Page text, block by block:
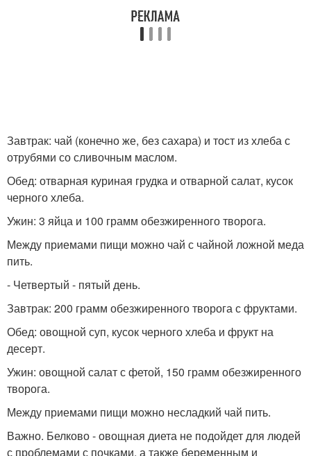
Завтрак: чай (конечно же, без сахара) и тост из хлеба с
отрубями со сливочным маслом.
Обед: отварная куриная грудка и отварной салат, кусок
черного хлеба.
Ужин: 3 яйца и 100 грамм обезжиренного творога.
Между приемами пищи можно чай с чайной ложной меда
пить.
- Четвертый - пятый день.
Завтрак: 200 грамм обезжиренного творога с фруктами.
Обед: овощной суп, кусок черного хлеба и фрукт на
десерт.
Ужин: овощной салат с фетой, 150 грамм обезжиренного
творога.
Между приемами пищи можно несладкий чай пить.
Важно. Белково - овощная диета не подойдет для людей
с проблемами с почками, а также беременным и